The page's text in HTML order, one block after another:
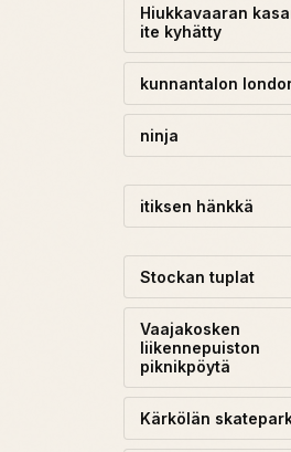
Hiukkavaaran
ite kyhätty
kunnantalon
ninja
itiksen hänkkä
Stockan tuplat
Vaajakosken
liikennepuiston
piknikpöytä
Kärkölän